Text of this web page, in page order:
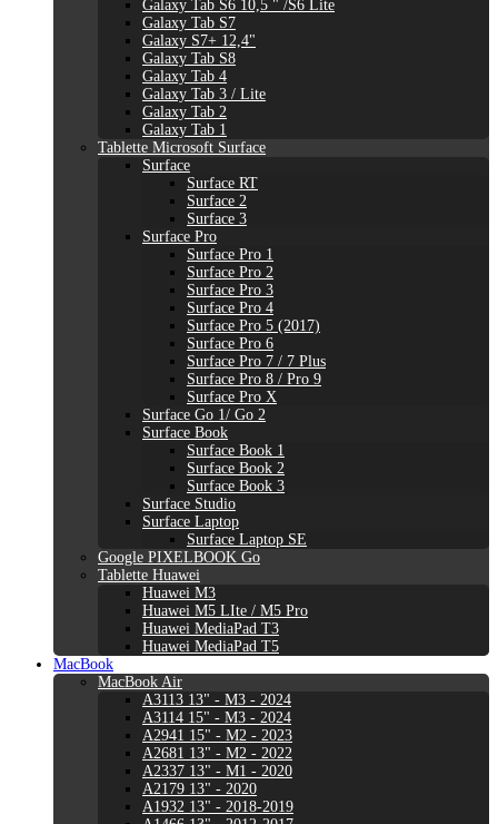
Galaxy Tab S6 10,5 " /S6 Lite
Galaxy Tab S7
Galaxy S7+ 12,4"
Galaxy Tab S8
Galaxy Tab 4
Galaxy Tab 3 / Lite
Galaxy Tab 2
Galaxy Tab 1
Tablette Microsoft Surface
Surface
Surface RT
Surface 2
Surface 3
Surface Pro
Surface Pro 1
Surface Pro 2
Surface Pro 3
Surface Pro 4
Surface Pro 5 (2017)
Surface Pro 6
Surface Pro 7 / 7 Plus
Surface Pro 8 / Pro 9
Surface Pro X
Surface Go 1/ Go 2
Surface Book
Surface Book 1
Surface Book 2
Surface Book 3
Surface Studio
Surface Laptop
Surface Laptop SE
Google PIXELBOOK Go
Tablette Huawei
Huawei M3
Huawei M5 LIte / M5 Pro
Huawei MediaPad T3
Huawei MediaPad T5
MacBook
MacBook Air
A3113 13" - M3 - 2024
A3114 15" - M3 - 2024
A2941 15" - M2 - 2023
A2681 13" - M2 - 2022
A2337 13" - M1 - 2020
A2179 13" - 2020
A1932 13" - 2018-2019